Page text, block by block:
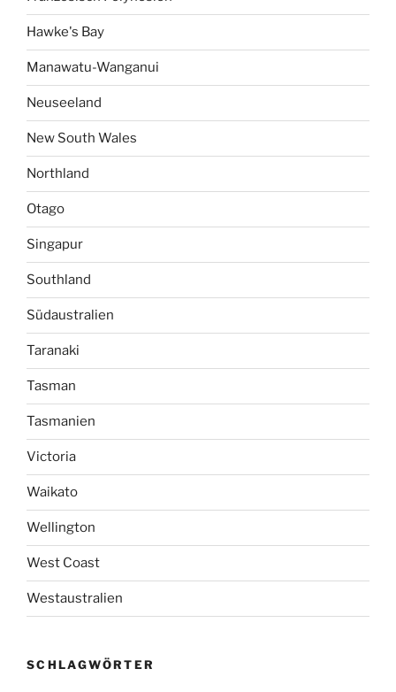
Hawke's Bay
Manawatu-Wanganui
Neuseeland
New South Wales
Northland
Otago
Singapur
Southland
Südaustralien
Taranaki
Tasman
Tasmanien
Victoria
Waikato
Wellington
West Coast
Westaustralien
SCHLAGWÖRTER